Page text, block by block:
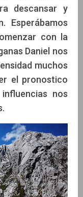
descansar y
Esperábamos
con la
Daniel nos
muchos
el pronostico
nos